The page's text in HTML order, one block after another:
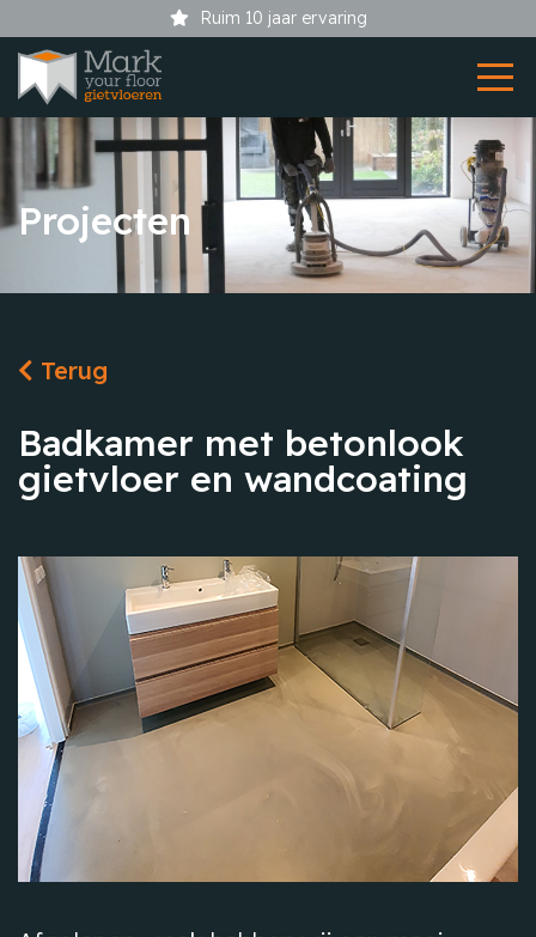
Ruim 10 jaar ervaring
Projecten
Terug
Badkamer met betonlook
gietvloer en wandcoating